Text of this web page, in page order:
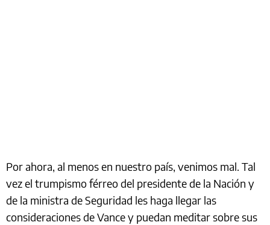
Por ahora, al menos en nuestro país, venimos mal. Tal
vez el trumpismo férreo del presidente de la Nación y
de la ministra de Seguridad les haga llegar las
consideraciones de Vance y puedan meditar sobre sus